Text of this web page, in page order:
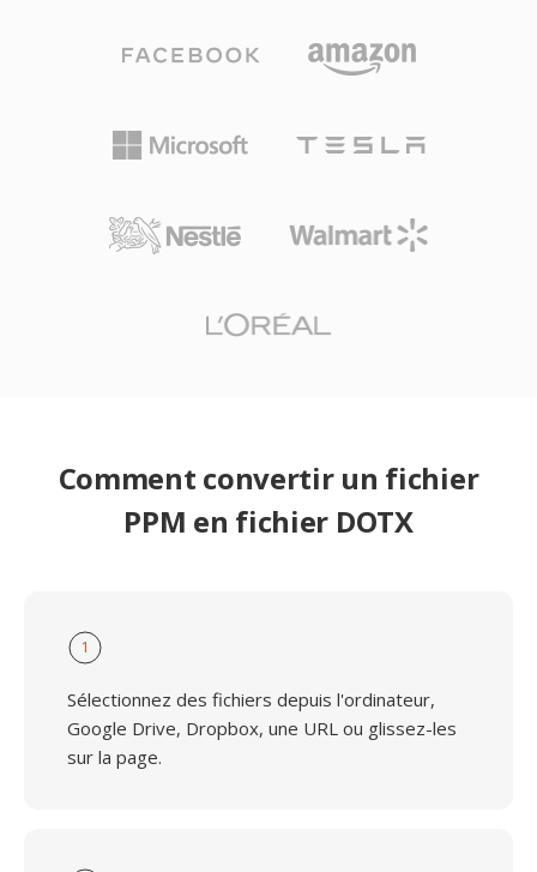
Comment convertir un fichier
PPM en fichier DOTX
1
Sélectionnez des fichiers depuis l'ordinateur,
Google Drive, Dropbox, une URL ou glissez-les
sur la page.